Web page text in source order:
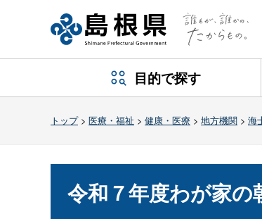
目的で探す
トップ> 医療・福祉 > 健康・医療 > 地方機関 > 海
令和７年度わが家